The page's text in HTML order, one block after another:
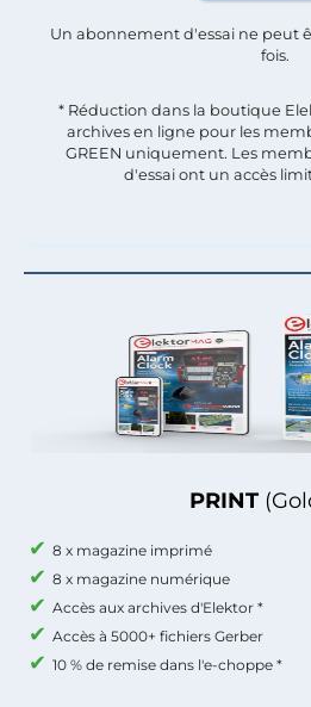
PRINT
8 x magazine imprimé
8 x magazine numérique
Accès aux archives d'Elektor *
Accès à 5000+ fichiers Gerber
10 % de remise dans l'e-choppe *
Un abonnement d'essai ne peut
fois.​
* Réduction dans la boutique
archives en ligne pour les
GREEN uniquement. Les
d'essai ont un accès